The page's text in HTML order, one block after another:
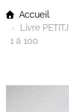
Accueil
Livre
1 à 100